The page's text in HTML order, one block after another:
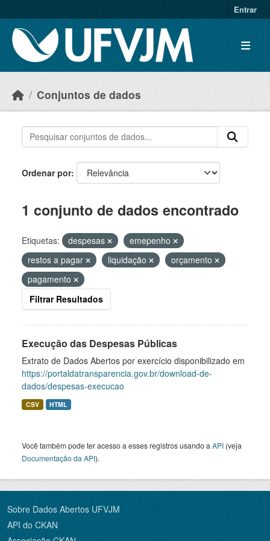
Entrar
Conjuntos de dados
Ordenar por
1 conjunto de dados encontrado
Etiquetas: despesas
emepenho
restos a pagar
liquidação
orçamento
pagamento
Filtrar Resultados
Execução das Despesas Públicas
Extrato de Dados Abertos por exercício disponibilizado em
https://portaldatransparencia.gov.br/download-de-
dados/despesas-execucao
CSV HTML
Você também pode ter acesso a esses registros usando a API (veja
Documentação da API).
Sobre Dados Abertos UFVJM
API do CKAN